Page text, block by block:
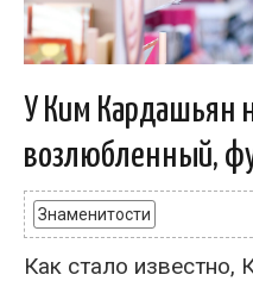
У Ким Кардашьян
возлюбленный,
Знаменитости
Как стало известно,